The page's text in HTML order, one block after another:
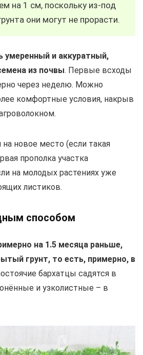
на 1 см, поскольку из-под
они могут не прорасти.
и аккуратный,
из почвы. Первые всходы
через неделю. Можно
комфортные условия, накрыв
новое место (если такая
прополка участка
на молодых растениях уже
листиков.
способом
на 1.5 месяца раньше,
грунт, то есть, примерно, в
бархатцы садятся в
и узколистные – в